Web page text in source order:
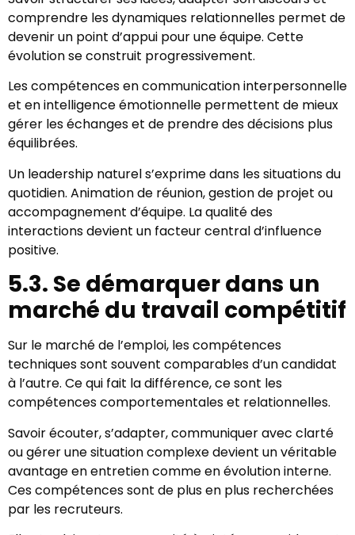
comprendre les dynamiques relationnelles permet de
devenir un point d’appui pour une équipe. Cette
évolution se construit progressivement.
Les compétences en communication interpersonnelle
et en intelligence émotionnelle permettent de mieux
gérer les échanges et de prendre des décisions plus
équilibrées.
Un leadership naturel s’exprime dans les situations du
quotidien. Animation de réunion, gestion de projet ou
accompagnement d’équipe. La qualité des
interactions devient un facteur central d’influence
positive.
5.3. Se démarquer dans un
marché du travail compétitif
Sur le marché de l’emploi, les compétences
techniques sont souvent comparables d’un candidat
à l’autre. Ce qui fait la différence, ce sont les
compétences comportementales et relationnelles.
Savoir écouter, s’adapter, communiquer avec clarté
ou gérer une situation complexe devient un véritable
avantage en entretien comme en évolution interne.
Ces compétences sont de plus en plus recherchées
par les recruteurs.